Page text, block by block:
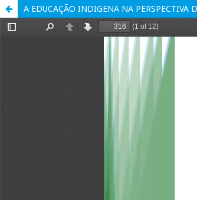
A EDUCAÇÃO INDIGENA NA PERSPECTIVA